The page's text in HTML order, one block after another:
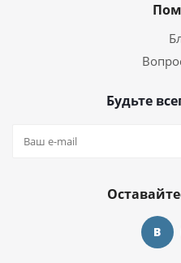
Будьте